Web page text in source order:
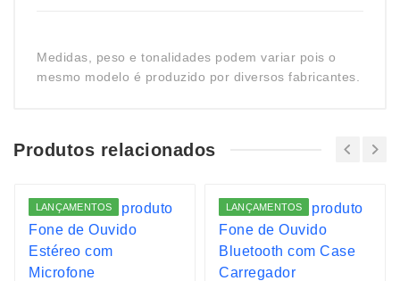
Medidas, peso e tonalidades podem variar pois o
mesmo modelo é produzido por diversos fabricantes.
Produtos relacionados
LANÇAMENTOS LANÇAMENTOS